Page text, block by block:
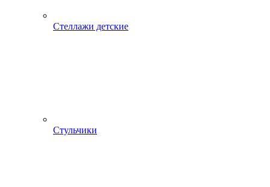
Стеллажи детские
Стульчики